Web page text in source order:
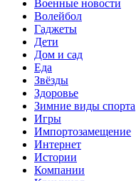
Военные новости
Волейбол
Гаджеты
Дети
Дом и сад
Еда
Звёзды
Здоровье
Зимние виды спорта
Игры
Импортозамещение
Интернет
Истории
Компании